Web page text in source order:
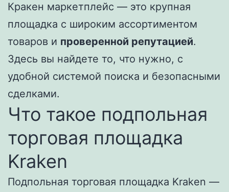
Кракен маркетплейс — это крупная
площадка с широким ассортиментом
товаров и проверенной репутацией.
Здесь вы найдете то, что нужно, с
удобной системой поиска и безопасными
сделками.
Что такое подпольная
торговая площадка
Kraken
Подпольная торговая площадка Kraken —